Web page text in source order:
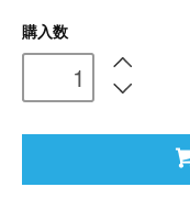
購入数